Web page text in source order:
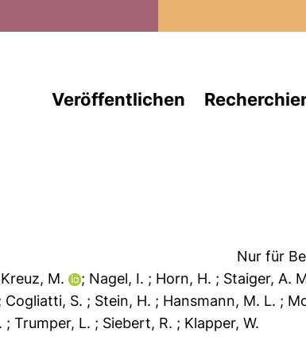
Veröffentlichen
Nur für
M. ; Nagel, I. ; Horn, H. ; Staiger, A.
Cogliatti, S. ; Stein, H. ; Hansmann, M. L. ;
; Trumper, L. ; Siebert, R. ; Klapper, W.